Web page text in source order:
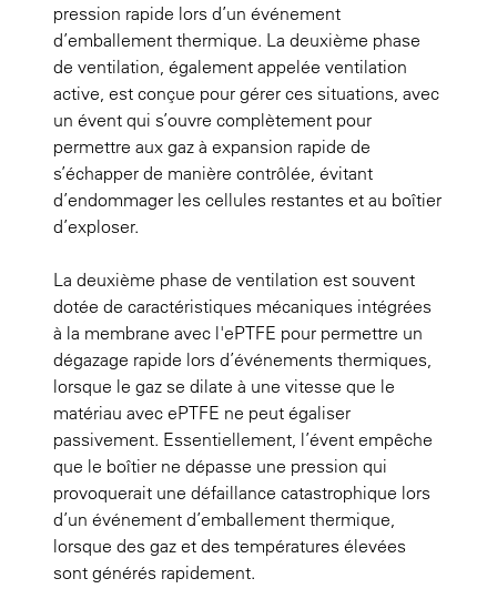
pression rapide lors d’un événement
d’emballement thermique. La deuxième phase
de ventilation, également appelée ventilation
active, est conçue pour gérer ces situations, avec
un évent qui s’ouvre complètement pour
permettre aux gaz à expansion rapide de
s’échapper de manière contrôlée, évitant
d’endommager les cellules restantes et au boîtier
d’exploser.
La deuxième phase de ventilation est souvent
dotée de caractéristiques mécaniques intégrées
à la membrane avec l'ePTFE pour permettre un
dégazage rapide lors d’événements thermiques,
lorsque le gaz se dilate à une vitesse que le
matériau avec ePTFE ne peut égaliser
passivement. Essentiellement, l’évent empêche
que le boîtier ne dépasse une pression qui
provoquerait une défaillance catastrophique lors
d’un événement d’emballement thermique,
lorsque des gaz et des températures élevées
sont générés rapidement.